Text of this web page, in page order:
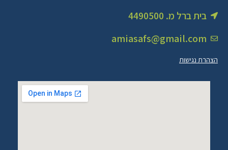
בית ברל מ. 4490500
amiasafs@gmail.com
הצהרת נגישות